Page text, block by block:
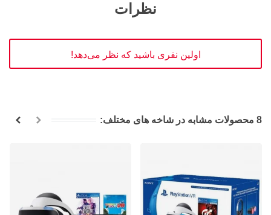
نظرات
اولین نفری باشید که نظر می‌دهد!
8 محصولات مشابه در شاخه های مختلف: